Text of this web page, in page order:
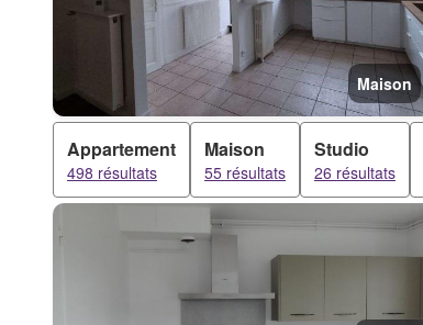
Maison
Appartement
498 résultats
Maison
55 résultats
Studio
26 résultats